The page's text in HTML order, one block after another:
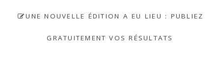
UNE NOUVELLE ÉDITION A EU LIEU : PUBLIEZ
GRATUITEMENT VOS RÉSULTATS